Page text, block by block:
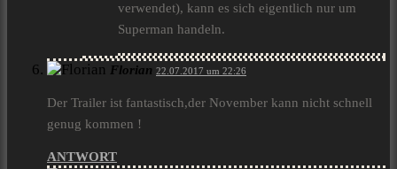
verwendet), kann es sich eigentlich nur um
Superman handeln.
Florian 22.07.2017 um 22:26
Der Trailer ist fantastisch,der November kann nicht schnell
genug kommen !
ANTWORT